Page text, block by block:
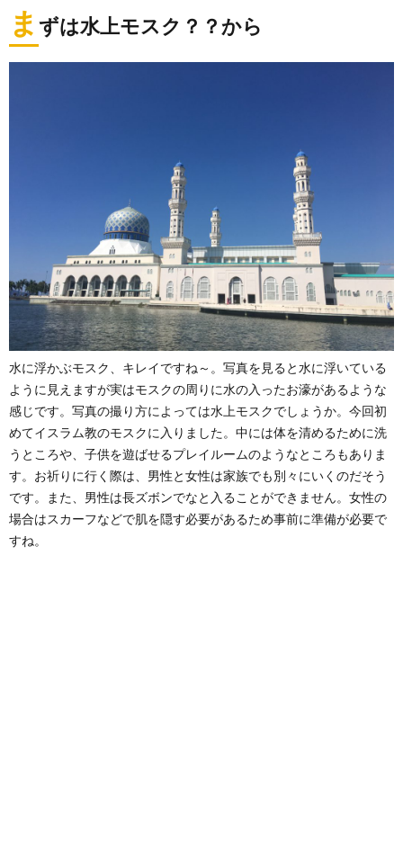
ま ずは水上モスク？？から
水に浮かぶモスク、キレイですね～。写真を見ると水に浮いている
ように見えますが実はモスクの周りに水の入ったお濠があるような
感じです。写真の撮り方によっては水上モスクでしょうか。今回初
めてイスラム教のモスクに入りました。中には体を清めるために洗
うところや、子供を遊ばせるプレイルームのようなところもありま
す。お祈りに行く際は、男性と女性は家族でも別々にいくのだそう
です。また、男性は長ズボンでなと入ることができません。女性の
場合はスカーフなどで肌を隠す必要があるため事前に準備が必要で
すね。